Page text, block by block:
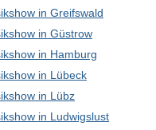
in Greifswald
in Güstrow
in Hamburg
in Lübeck
in Lübz
in Ludwigslust